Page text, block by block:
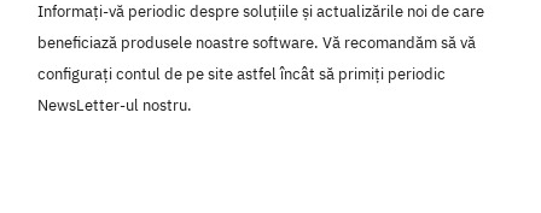
Informați-vă periodic despre soluțiile și actualizările noi de care
beneficiază produsele noastre software. Vă recomandăm să vă
configurați contul de pe site astfel încât să primiți periodic
NewsLetter-ul nostru.